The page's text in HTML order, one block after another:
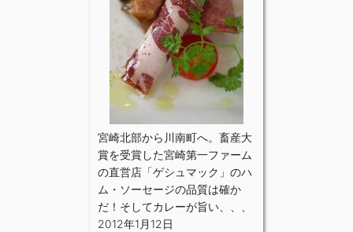
宮崎北部から川南町へ。畜産大
賞を受賞した宮崎第一ファーム
の直営店「ゲシュマック」のハ
ム・ソーセージの品質は確か
だ！そしてカレーが旨い、、、
2012年1月12日